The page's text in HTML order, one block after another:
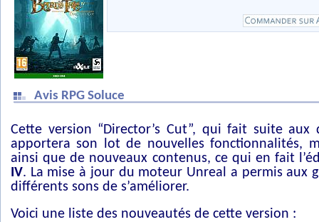
Avis RPG Soluce
Cette version “Director’s Cut”, qui fait suite
apportera son lot de nouvelles fonctionnalités,
ainsi que de nouveaux contenus, ce qui en fait
IV. La mise à jour du moteur Unreal a permis aux
différents sons de s’améliorer.
Voici une liste des nouveautés de cette version :